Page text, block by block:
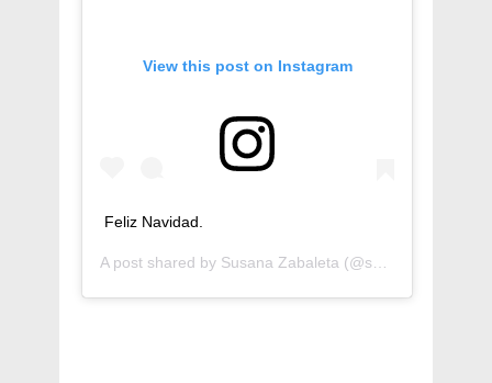
View this post on Instagram
Feliz Navidad.
A post shared by Susana Zabaleta (@susanazabaleta) on